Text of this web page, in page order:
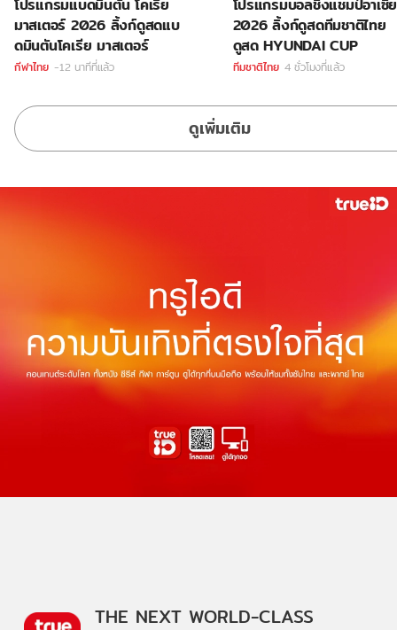
โปรแกรมแบดมินตัน โคเรีย
มาสเตอร์ 2026 ลิ้งก์ดูสดแบ
ดมินตันโคเรีย มาสเตอร์
กีฬาไทย -12 นาทีที่แล้ว
โปรแกรมบอลชิงแชมป์อาเซี
2026 ลิ้งก์ดูสดทีมชาติไทย
ดูสด HYUNDAI CUP
ทีมชาติไทย 4 ชั่วโมงที่แล้ว
ดูเพิ่มเติม
THE NEXT WORLD-CLASS